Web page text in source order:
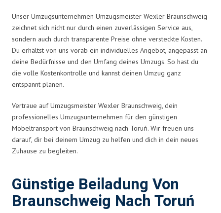
Unser Umzugsunternehmen Umzugsmeister Wexler Braunschweig
zeichnet sich nicht nur durch einen zuverlässigen Service aus,
sondern auch durch transparente Preise ohne versteckte Kosten.
Du erhältst von uns vorab ein individuelles Angebot, angepasst an
deine Bedürfnisse und den Umfang deines Umzugs. So hast du
die volle Kostenkontrolle und kannst deinen Umzug ganz
entspannt planen.
Vertraue auf Umzugsmeister Wexler Braunschweig, dein
professionelles Umzugsunternehmen für den günstigen
Möbeltransport von Braunschweig nach Toruń. Wir freuen uns
darauf, dir bei deinem Umzug zu helfen und dich in dein neues
Zuhause zu begleiten.
Günstige Beiladung Von
Braunschweig Nach Toruń